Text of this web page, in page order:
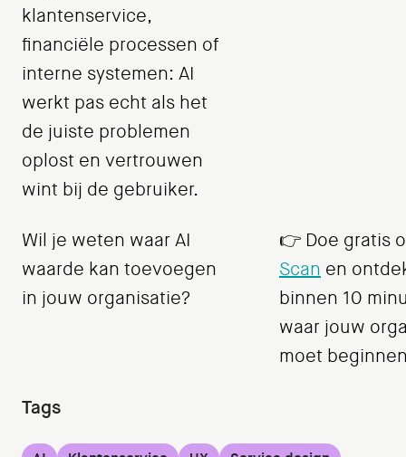
klantenservice,
financiële processen of
interne systemen: AI
werkt pas echt als het
de juiste problemen
oplost en vertrouwen
wint bij de gebruiker.
Wil je weten waar AI
waarde kan toevoegen
in jouw organisatie?
👉 Doe gratis
Scan en
binnen 10
waar jouw
moet
Tags